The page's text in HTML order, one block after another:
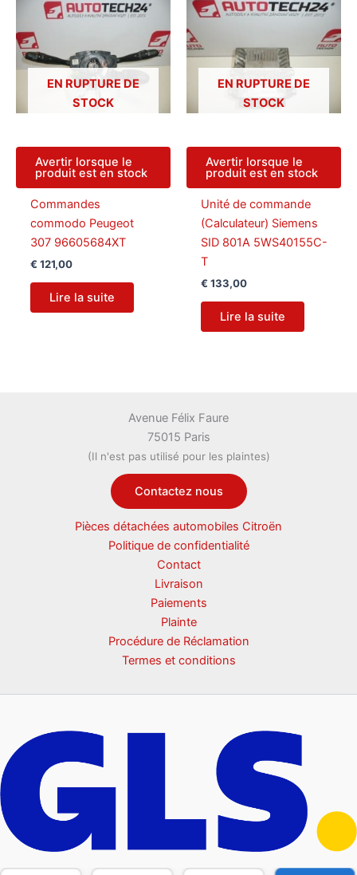
EN RUPTURE DE
STOCK
Avertir lorsque le
produit est en stock
Commandes
commodo Peugeot
307 96605684XT
€ 121,00
Lire la suite
EN RUPTURE DE
STOCK
Avertir lorsque le
produit est en stock
Unité de commande
(Calculateur) Siemens
SID 801A 5WS40155C-
T
€ 133,00
Lire la suite
Avenue Félix Faure
75015 Paris
(Il n'est pas utilisé pour les plaintes)
Contactez nous
Pièces détachées automobiles Citroën
Politique de confidentialité
Contact
Livraison
Paiements
Plainte
Procédure de Réclamation
Termes et conditions